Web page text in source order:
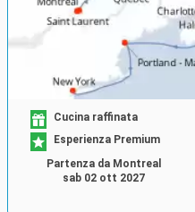
Cucina raffinata
Esperienza Premium
Partenza da Montreal
sab 02 ott 2027